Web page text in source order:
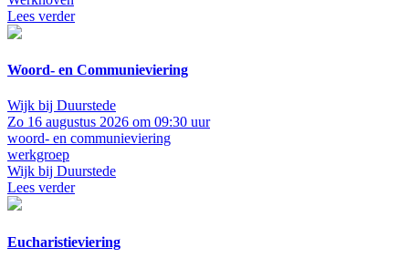
Lees verder
Woord- en Communieviering
Wijk bij Duurstede
Zo 16 augustus 2026 om 09:30 uur
woord- en communieviering
werkgroep
Wijk bij Duurstede
Lees verder
Eucharistieviering